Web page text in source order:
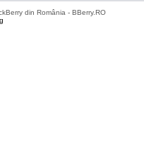
din România - BBerry.RO